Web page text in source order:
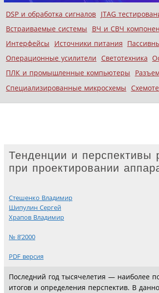
Меню
Skip to content
DSP и обработка сигналов JTAG
Встраиваемые системы
ВЧ и СВЧ
Интерфейсы
Источники питания
Операционные усилители
Светотехника
ПЛК и промышленные компьютеры
Специализированные микросхемы
Тенденции и
при проектировании
Стешенко Владимир
Шипулин Сергей
Храпов Владимир
№ 8’2000
PDF версия
Последний год тысячелетия — наиболее
итогов и определения перспектив. В